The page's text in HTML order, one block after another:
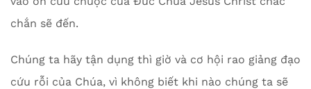
chắn sẽ đến.
Chúng ta hãy tận dụng thì giờ và cơ hội rao giảng đạo
cứu rỗi của Chúa, vì không biết khi nào chúng ta sẽ